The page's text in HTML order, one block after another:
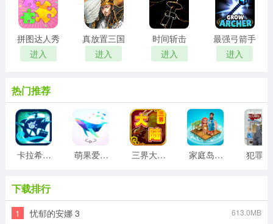
拼图达人秀
进入
真放置三国
进入
时间斩击
进入
最强弓箭手
进入
热门推荐
卡拉希尔战记 萌果爱消除游戏 三界大陆手机版 家庭岛中文版
下载排行
1 忧郁的安娜 3 613.0MB